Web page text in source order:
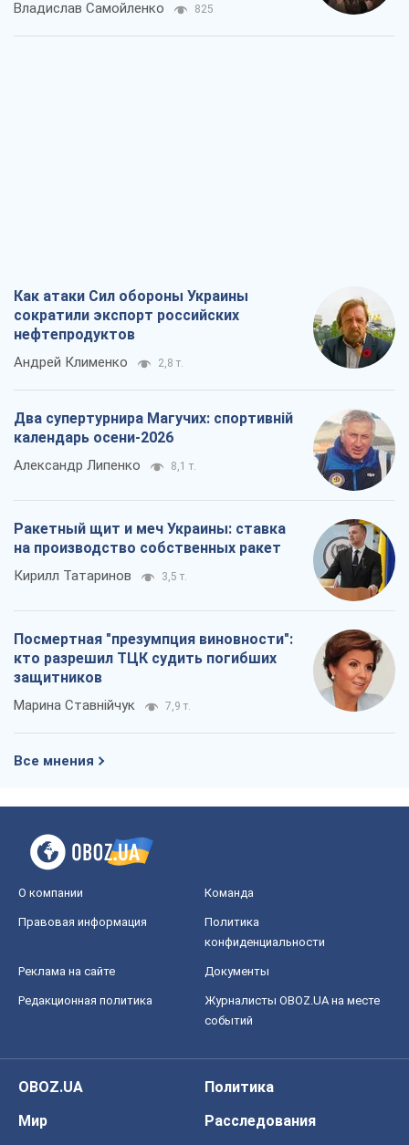
Владислав Самойленко 825
Как атаки Сил обороны Украины
сократили экспорт российских
нефтепродуктов
Андрей Клименко 2,8 т.
Два супертурнира Магучих: спортивній
календарь осени-2026
Александр Липенко 8,1 т.
Ракетный щит и меч Украины: ставка
на производство собственных ракет
Кирилл Татаринов 3,5 т.
Посмертная "презумпция виновности":
кто разрешил ТЦК судить погибших
защитников
Марина Ставнійчук 7,9 т.
Все мнения
О компании Команда
Правовая информация
Политика
конфиденциальности
Реклама на сайте Документы
Редакционная политика
Журналисты OBOZ.UA на месте
событий
OBOZ.UA
Политика
Мир
Расследования